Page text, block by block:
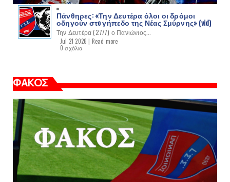
Πάνθηρες: «Την Δευτέρα όλοι οι δρόμοι
οδηγούν στo γήπεδο της Νέας Σμύρνης» (vid)
Την Δευτέρα (27/7) ο Πανιώνιος...
Jul 21 2026 | Read more
0 σχόλια
ΦΑΚΟΣ